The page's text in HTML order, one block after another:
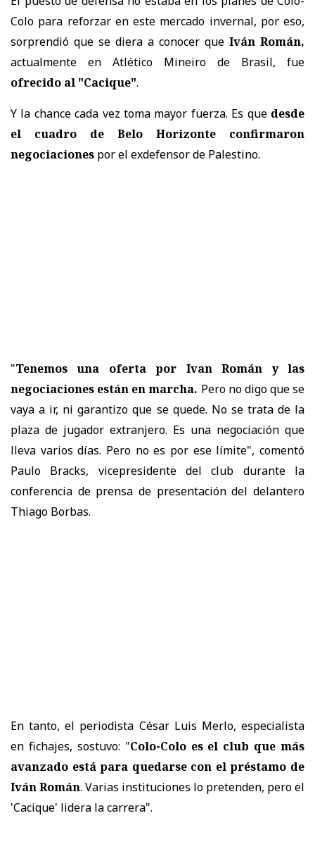
Colo para reforzar en este mercado invernal, por eso,
sorprendió que se diera a conocer que Iván Román,
actualmente en Atlético Mineiro de Brasil, fue
ofrecido al "Cacique".
Y la chance cada vez toma mayor fuerza. Es que desde
el cuadro de Belo Horizonte confirmaron
negociaciones por el exdefensor de Palestino.
"Tenemos una oferta por Ivan Román y las
negociaciones están en marcha. Pero no digo que se
vaya a ir, ni garantizo que se quede. No se trata de la
plaza de jugador extranjero. Es una negociación que
lleva varios días. Pero no es por ese límite", comentó
Paulo Bracks, vicepresidente del club durante la
conferencia de prensa de presentación del delantero
Thiago Borbas.
En tanto, el periodista César Luis Merlo, especialista
en fichajes, sostuvo: "Colo-Colo es el club que más
avanzado está para quedarse con el préstamo de
Iván Román. Varias instituciones lo pretenden, pero el
'Cacique' lidera la carrera".